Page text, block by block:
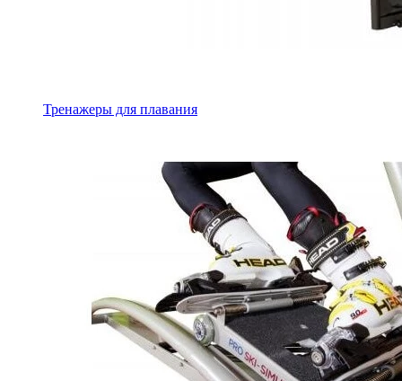
Тренажеры для плавания